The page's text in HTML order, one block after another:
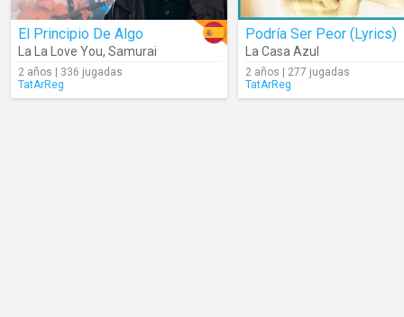
El Principio De Algo
La La Love You, Samurai
2 años | 336 jugadas
TatArReg
Podría Ser Peor (Lyrics)
La Casa Azul
2 años | 277 jugadas
TatArReg